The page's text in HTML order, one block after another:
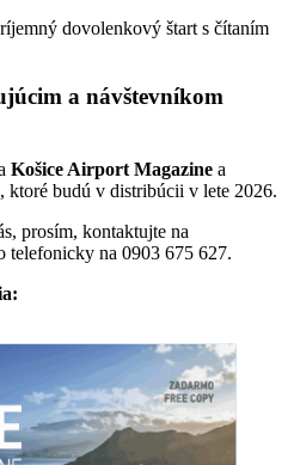
dovolenkový štart s čítaním
a návštevníkom
Košice Airport Magazine a
, ktoré budú v distribúcii v lete 2026.
prosím, kontaktujte na
telefonicky na 0903 675 627.